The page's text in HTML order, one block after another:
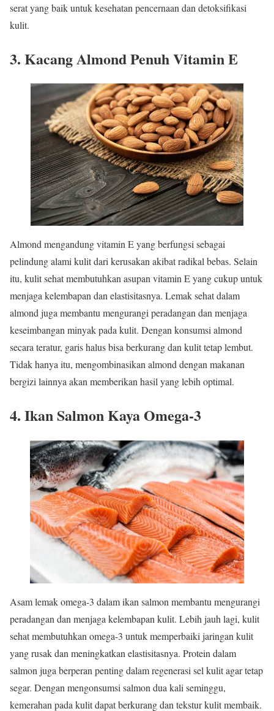
serat yang baik untuk kesehatan pencernaan dan detoksifikasi
kulit.
3. Kacang Almond Penuh Vitamin E
Almond mengandung vitamin E yang berfungsi sebagai
pelindung alami kulit dari kerusakan akibat radikal bebas. Selain
itu, kulit sehat membutuhkan asupan vitamin E yang cukup untuk
menjaga kelembapan dan elastisitasnya. Lemak sehat dalam
almond juga membantu mengurangi peradangan dan menjaga
keseimbangan minyak pada kulit. Dengan konsumsi almond
secara teratur, garis halus bisa berkurang dan kulit tetap lembut.
Tidak hanya itu, mengombinasikan almond dengan makanan
bergizi lainnya akan memberikan hasil yang lebih optimal.
4. Ikan Salmon Kaya Omega-3
Asam lemak omega-3 dalam ikan salmon membantu mengurangi
peradangan dan menjaga kelembapan kulit. Lebih jauh lagi, kulit
sehat membutuhkan omega-3 untuk memperbaiki jaringan kulit
yang rusak dan meningkatkan elastisitasnya. Protein dalam
salmon juga berperan penting dalam regenerasi sel kulit agar tetap
segar. Dengan mengonsumsi salmon dua kali seminggu,
kemerahan pada kulit dapat berkurang dan tekstur kulit membaik.